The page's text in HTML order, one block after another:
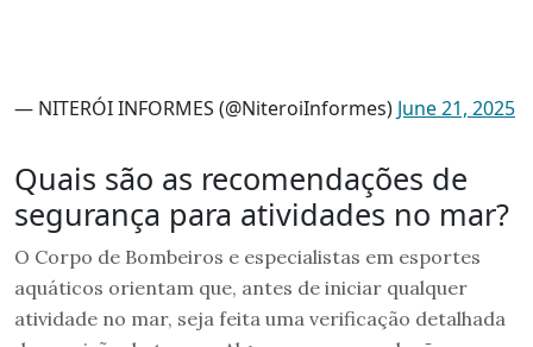
— NITERÓI INFORMES (@NiteroiInformes) June 21, 2025
Quais são as recomendações de
segurança para atividades no mar?
O Corpo de Bombeiros e especialistas em esportes
aquáticos orientam que, antes de iniciar qualquer
atividade no mar, seja feita uma verificação detalhada